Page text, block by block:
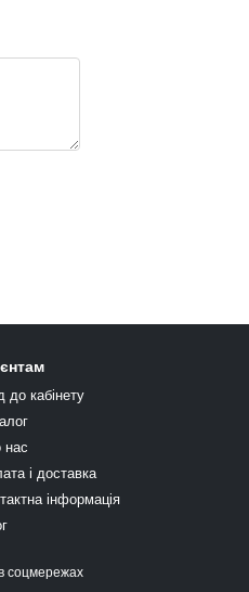
до кабінету
нас
і доставка
інформація
соцмережах